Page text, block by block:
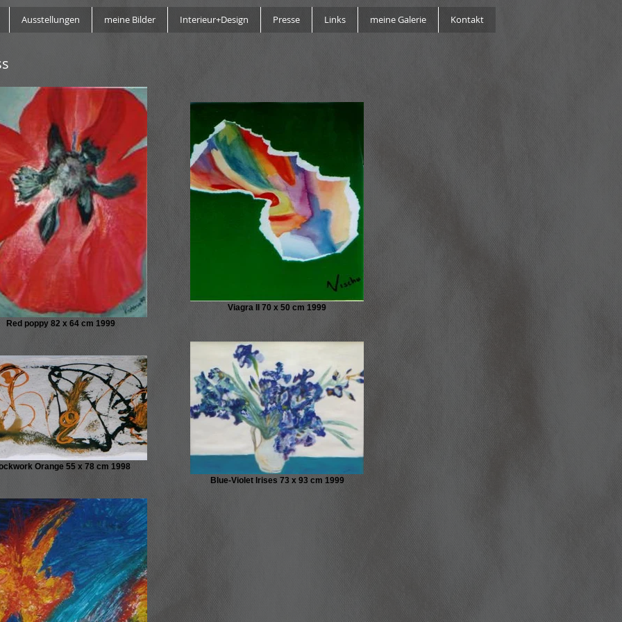
Ausstellungen meine Bilder Interieur+Design Presse Links meine Galerie Kontakt
Red poppy 82 x 64 cm 1999
Viagra II 70 x 50 cm 1999
Orange 55 x 78 cm 1998
Blue-Violet Irises 73 x 93 cm 1999